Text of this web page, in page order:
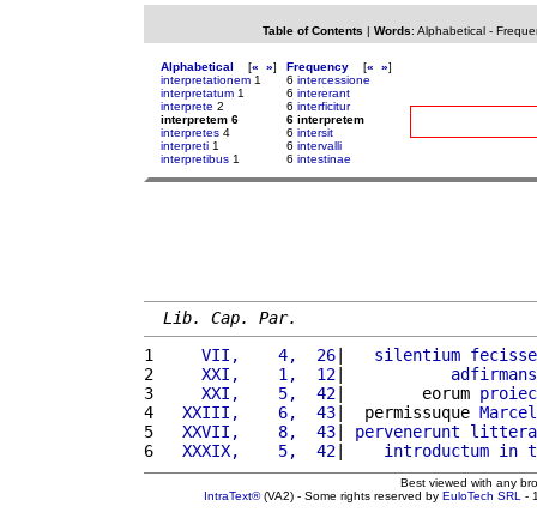
Table of Contents | Words: Alphabetical-
Alphabetical [« »]
interpretationem 1
interpretatum 1
interprete 2
interpretem 6
interpretes 4
interpreti 1
interpretibus 1
Frequency [« »]
6 intercessione
6 intererant
6 interficitur
6 interpretem
6 intersit
6 intervalli
6 intestinae
Lib. Cap. Par.
1
    VII,    4,  26
| silentium
2
    XXI,    1,  12
| adfirmans
3
    XXI,    5,  42
|        eorum
4
  XXIII,    6,  43
|  permissuque
5
  XXVII,    8,  43
| pervenerunt
6
  XXXIX,    5,  42
| introductum in
Best viewed with any
IntraText®(VA2) - Some rights reserved by EuloTech SRL -